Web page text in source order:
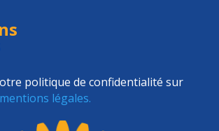
politique de confidentialité sur
légales.